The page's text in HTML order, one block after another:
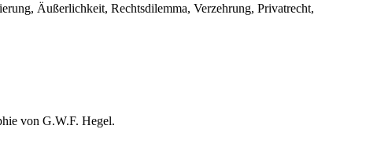
Äußerlichkeit, Rechtsdilemma, Verzehrung, Privatrecht,
von G.W.F. Hegel.